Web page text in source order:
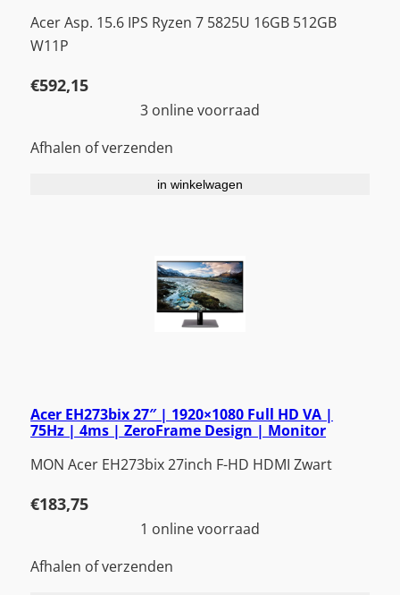
Acer Asp. 15.6 IPS Ryzen 7 5825U 16GB 512GB
W11P
€592,15
3 online voorraad
Afhalen of verzenden
in winkelwagen
Acer EH273bix 27″ | 1920×1080 Full HD VA |
75Hz | 4ms | ZeroFrame Design | Monitor
MON Acer EH273bix 27inch F-HD HDMI Zwart
€183,75
1 online voorraad
Afhalen of verzenden